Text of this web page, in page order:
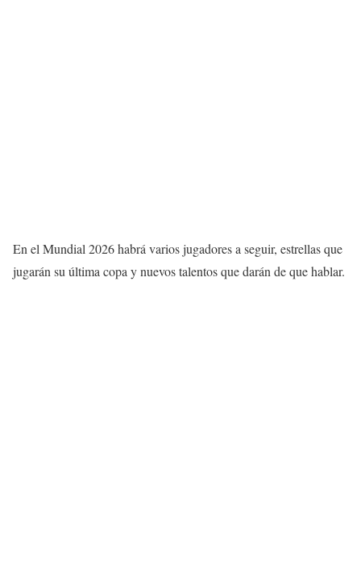
En el Mundial 2026 habrá varios jugadores a seguir, estrellas que
jugarán su última copa y nuevos talentos que darán de que hablar.